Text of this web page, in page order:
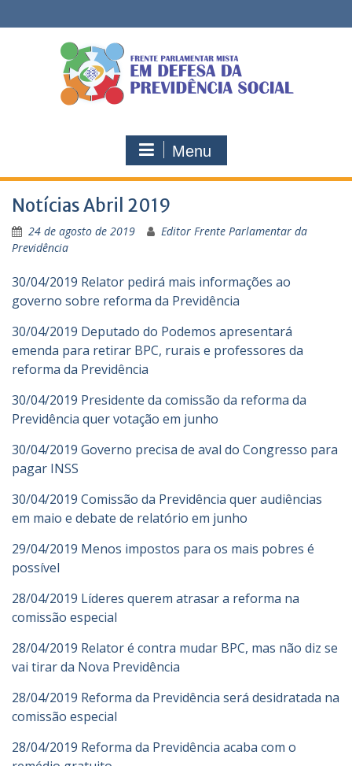
to
Menu
Notícias Abril 2019
24 de agosto de 2019
Editor Frente Parlamentar da
Previdência
30/04/2019 Relator pedirá mais informações ao
governo sobre reforma da Previdência
30/04/2019 Deputado do Podemos apresentará
emenda para retirar BPC, rurais e professores da
reforma da Previdência
30/04/2019 Presidente da comissão da reforma da
Previdência quer votação em junho
30/04/2019 Governo precisa de aval do Congresso para
pagar INSS
30/04/2019 Comissão da Previdência quer audiências
em maio e debate de relatório em junho
29/04/2019 Menos impostos para os mais pobres é
possível
28/04/2019 Líderes querem atrasar a reforma na
comissão especial
28/04/2019 Relator é contra mudar BPC, mas não diz se
vai tirar da Nova Previdência
28/04/2019 Reforma da Previdência será desidratada na
comissão especial
28/04/2019 Reforma da Previdência acaba com o